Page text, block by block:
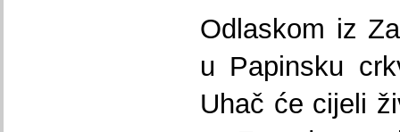
Odlaskom iz
u Papinsku
Uhač će cijeli